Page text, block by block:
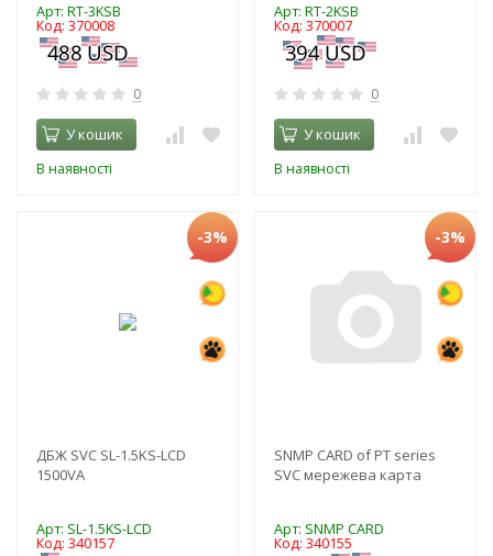
Арт: RT-3KSB
Код: 370008
0
У кошик
В наявності
Арт: RT-2KSB
Код: 370007
0
У кошик
В наявності
-3%
ДБЖ SVC SL-1.5KS-LCD
1500VA
Арт: SL-1.5KS-LCD
Код: 340157
-3%
SNMP CARD of PT series
SVC мережева карта
Арт: SNMP CARD
Код: 340155